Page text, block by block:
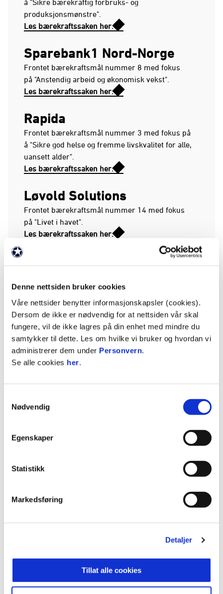
Denne nettsiden bruker cookies
Våre nettsider benytter informasjonskapsler (cookies).
Dersom de ikke er nødvendig for at nettsiden vår skal
fungere, vil de ikke lagres på din enhet med mindre du
samtykker til dette. Les om hvilke vi bruker og hvordan vi
administrerer dem under Personvern.
Se alle cookies her.
Nødvendig
Egenskaper
Statistikk
Markedsføring
Detaljer
Tillat alle cookies
å "Sikre bærekraftig forbruks- og
produksjonsmønstre".
Les bærekraftssaken her.
Sparebank1 Nord-Norge
Frontet bærekraftsmål nummer 8 med fokus
på "Anstendig arbeid og økonomisk vekst".
Les bærekraftssaken her.
Rapida
Frontet bærekraftsmål nummer 3 med fokus på
å "Sikre god helse og fremme livskvalitet for alle,
uansett alder".
Les bærekraftssaken her.
Løvold Solutions
Frontet bærekraftsmål nummer 14 med fokus
på "Livet i havet".
Les bærekraftssaken her.
"Rent vann og gode sanitærforhold".
Les bærekraftssaken her.
ANNONSE FRA ELITESERIEN:
Publisert: 21.07.2020
LES MER